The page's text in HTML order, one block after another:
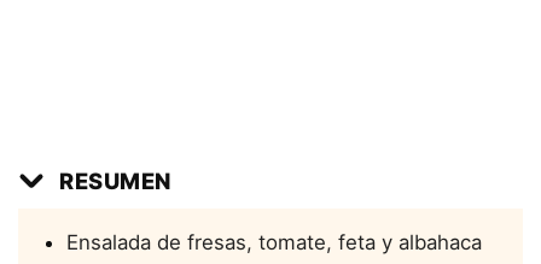
RESUMEN
Ensalada de fresas, tomate, feta y albahaca